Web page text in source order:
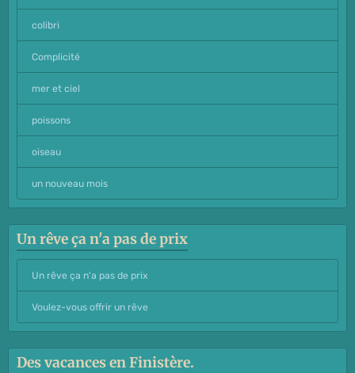
colibri
Complicité
mer et ciel
poissons
oiseau
un nouveau mois
Un rêve ça n'a pas de prix
Un rêve ça n'a pas de prix
Voulez-vous offrir un rêve
Des vacances en Finistère.